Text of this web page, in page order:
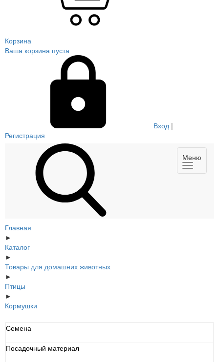
Корзина
Ваша корзина пуста
Вход |
Регистрация
Меню
Главная
►
Каталог
►
Товары для домашних животных
►
Птицы
►
Кормушки
Семена
Посадочный материал